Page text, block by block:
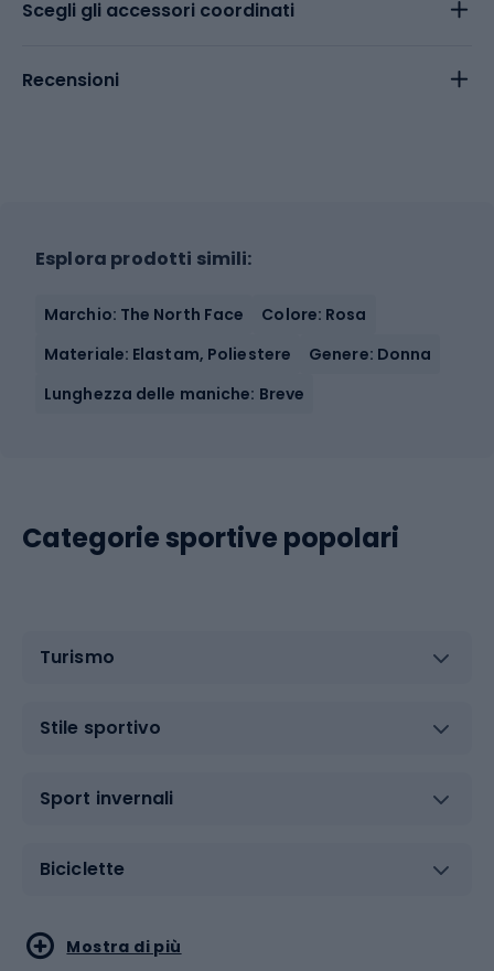
Scegli gli accessori coordinati
Recensioni
Esplora prodotti simili:
Marchio: The North Face
Colore: Rosa
Materiale: Elastam, Poliestere
Genere: Donna
Lunghezza delle maniche: Breve
Categorie sportive popolari
Turismo
Stile sportivo
Sport invernali
Biciclette
Sport acquatici
Sport di arti marziali
Mostra di più